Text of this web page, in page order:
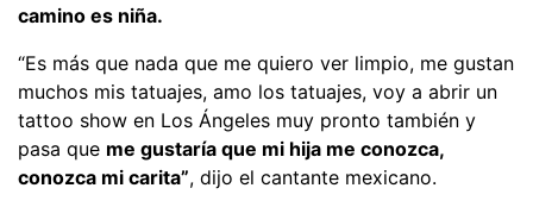
camino es niña.
“Es más que nada que me quiero ver limpio, me gustan
muchos mis tatuajes, amo los tatuajes, voy a abrir un
tattoo show en Los Ángeles muy pronto también y
pasa que me gustaría que mi hija me conozca,
conozca mi carita”, dijo el cantante mexicano.